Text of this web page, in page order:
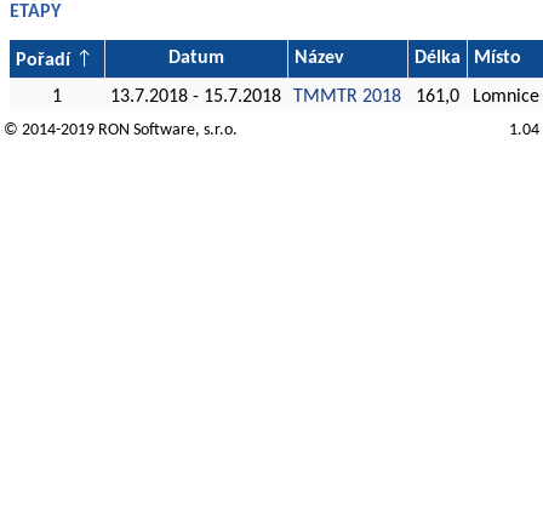
ETAPY
Pořadí Datum Název Délka
Místo
1
13.7.2018 - 15.7.2018 TMMTR 2018 161,0 Lomnice
© 2014-2019 RON Software, s.r.o. 1.04